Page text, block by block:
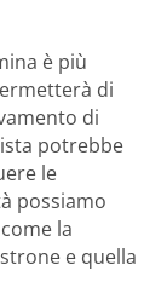
è più
di
di
potrebbe
le
possiamo
la
e quella